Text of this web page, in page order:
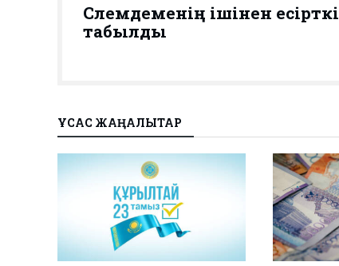
Сәлемдеменің ішінен есірткі
табылды
ҰҚСАС ЖАҢАЛЫҚТАР